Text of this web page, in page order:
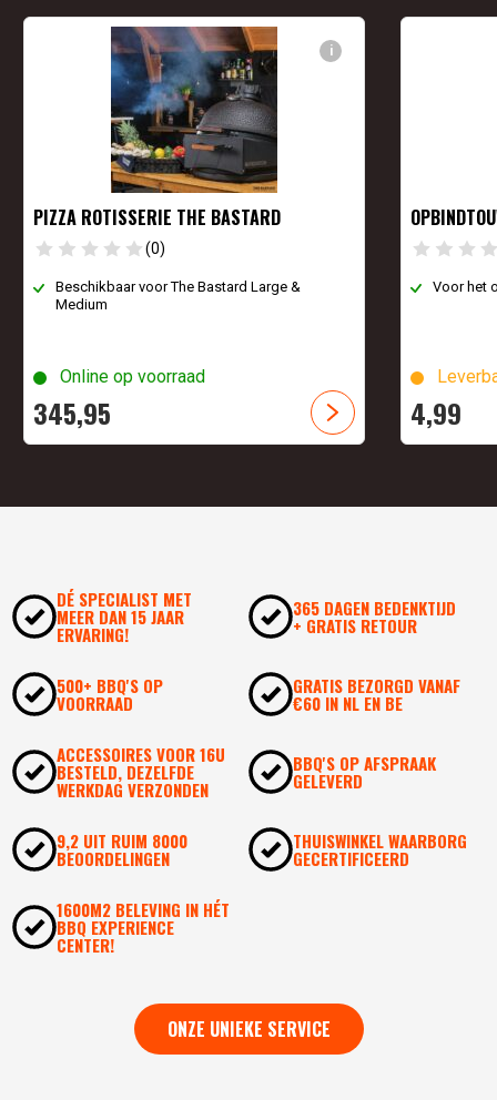
i
PIZZA ROTISSERIE THE BASTARD
(0)
Beschikbaar voor The Bastard Large &
Medium
Online op voorraad
345,95
Voor het
4,99
DÉ SPECIALIST MET
MEER DAN 15 JAAR
ERVARING!
365 DAGEN BEDENKTIJD
+ GRATIS RETOUR
500+ BBQ'S OP
VOORRAAD
GRATIS BEZORGD VANAF
€60 IN NL EN BE
ACCESSOIRES VOOR 16U
BESTELD, DEZELFDE
WERKDAG VERZONDEN
BBQ'S OP AFSPRAAK
GELEVERD
9,2 UIT RUIM 8000
BEOORDELINGEN
THUISWINKEL WAARBORG
GECERTIFICEERD
1600M2 BELEVING IN HÉT
BBQ EXPERIENCE
CENTER!
ONZE UNIEKE SERVICE